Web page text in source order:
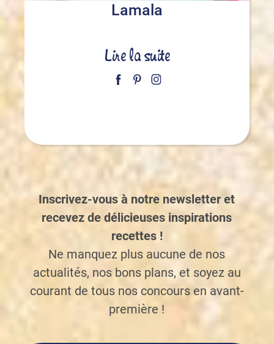
Lamala
Lire la suite
Inscrivez-vous à notre newsletter et
recevez de délicieuses inspirations
recettes !
Ne manquez plus aucune de nos
actualités, nos bons plans, et soyez au
courant de tous nos concours en avant-
première !